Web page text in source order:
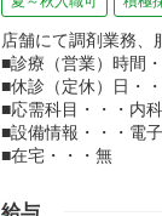
店舗にて調剤業務、
■診療（営業）時間
■休診（定休）日・
■応需科目・・・内
■設備情報・・・電
■在宅・・・無
給与